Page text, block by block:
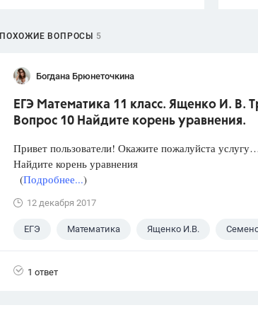
ПОХОЖИЕ ВОПРОСЫ 5
Богдана Брюнеточкина
ЕГЭ Математика 11 класс. Ященко И. В.
Вопрос 10 Найдите корень уравнения.
Привет пользователи! Окажите пожалуйста
Найдите корень уравнения
(Подробнее...)
12 декабря 2017
ЕГЭ Математика Ященко И.В.
1 ответ